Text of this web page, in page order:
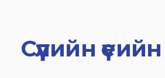
Сүүлийн